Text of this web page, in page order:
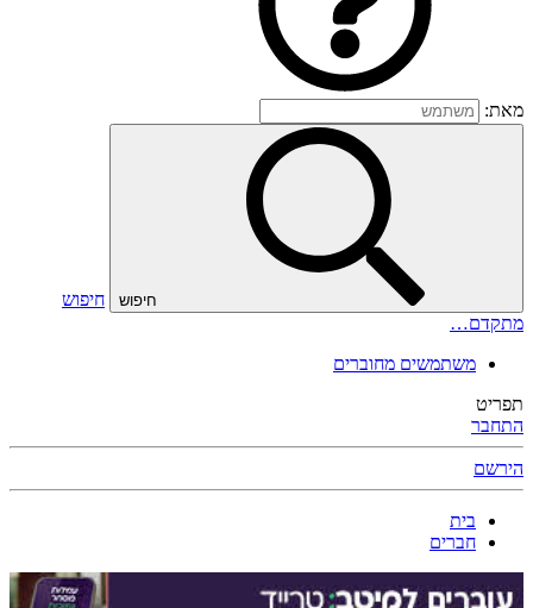
מאת:
חיפוש
חיפוש
מתקדם…
משתמשים מחוברים
תפריט
התחבר
הירשם
בית
חברים